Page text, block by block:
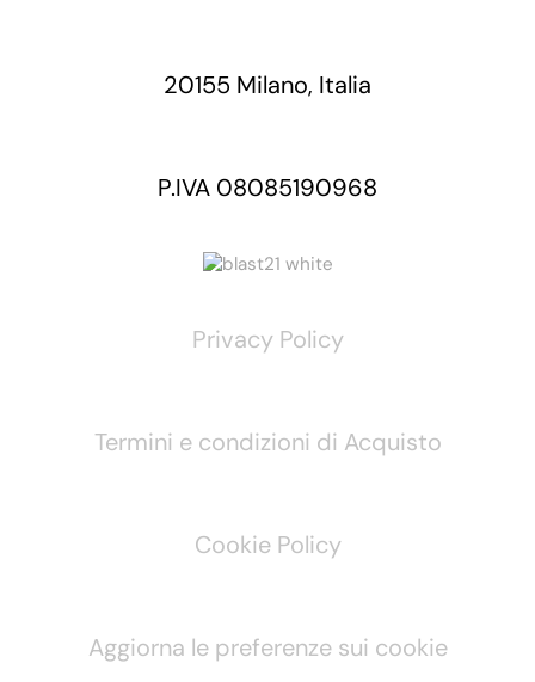
20155 Milano, Italia
P.IVA 08085190968
Privacy Policy
Termini e condizioni di Acquisto
Cookie Policy
Aggiorna le preferenze sui cookie